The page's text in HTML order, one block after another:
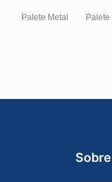
Palete Metal
Sobre